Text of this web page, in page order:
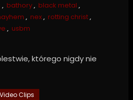
, bathory, black metal ,
, nex, rotting christ,
, usbm
Video Clips